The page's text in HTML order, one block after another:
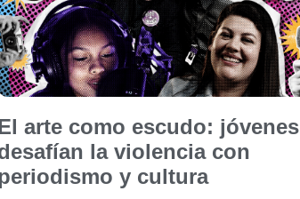
arte como escudo: jóvenes
la violencia con
y cultura